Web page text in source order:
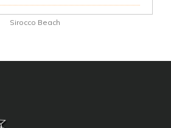
Sirocco Beach